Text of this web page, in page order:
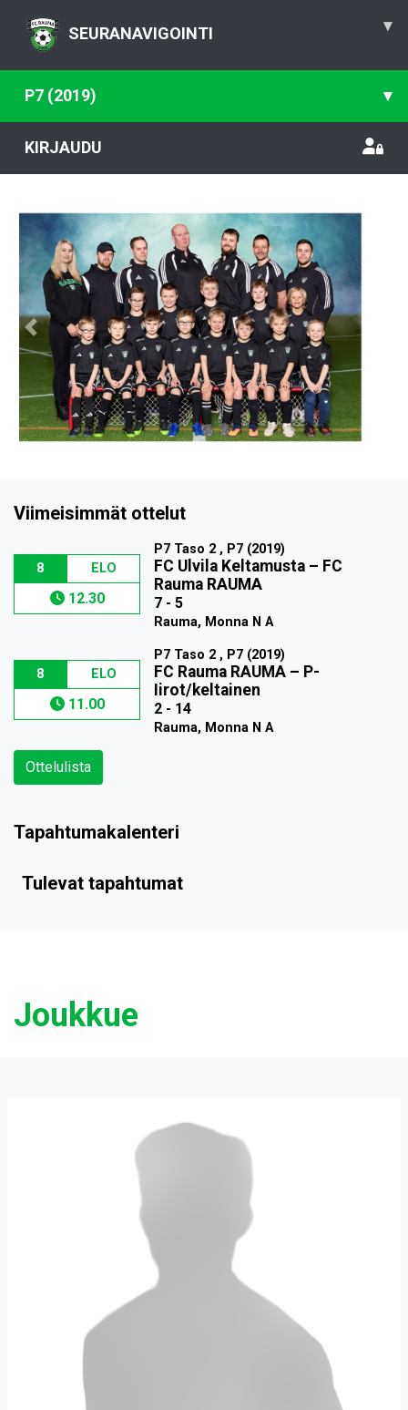
SEURANAVIGOINTI ▾
P7 (2019) ▾
KIRJAUDU
Previous
Viimeisimmät ottelut
8 ELO
12.30
P7 Taso 2 , P7 (2019)
FC Ulvila Keltamusta – FC
Rauma RAUMA
7 - 5
Rauma, Monna N A
8 ELO
11.00
P7 Taso 2 , P7 (2019)
FC Rauma RAUMA – P-
Iirot/keltainen
2 - 14
Rauma, Monna N A
Ottelulista
Tapahtumakalenteri
Tulevat tapahtumat
Joukkue